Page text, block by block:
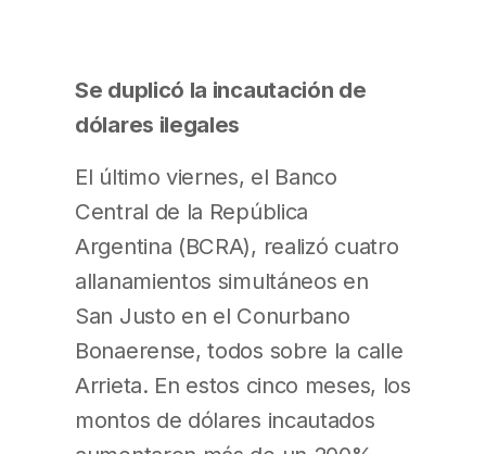
Se duplicó la incautación de
dólares ilegales
El último viernes, el Banco
Central de la República
Argentina (BCRA), realizó cuatro
allanamientos simultáneos en
San Justo en el Conurbano
Bonaerense, todos sobre la calle
Arrieta. En estos cinco meses, los
montos de dólares incautados